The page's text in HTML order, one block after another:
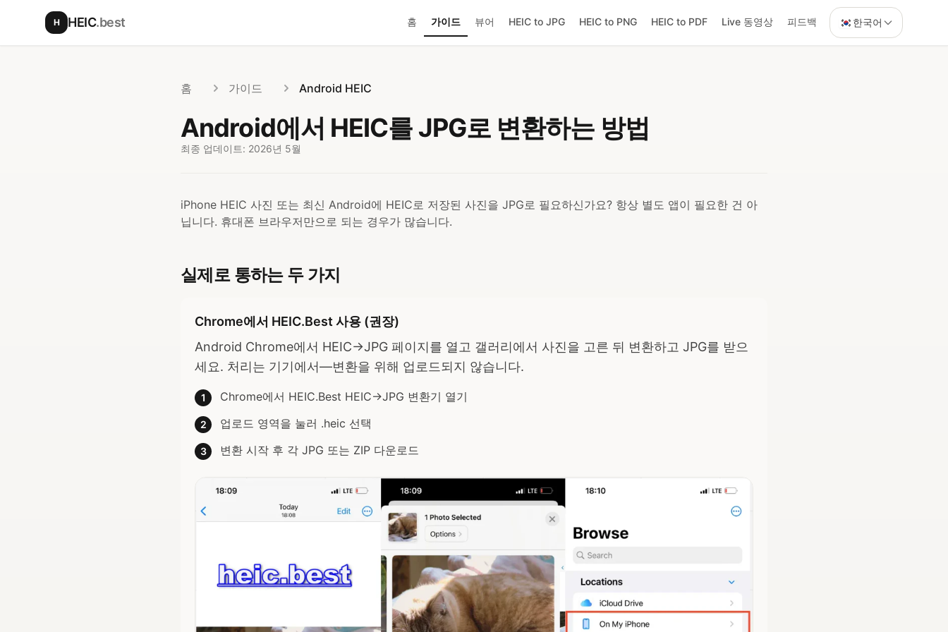
본문으로 건너뛰기
H HEIC.best 홈 가이드 뷰어 HEIC to JPG HEIC to PNG HEIC to PDF Live 동영상 피드백 한국어
홈 가이드 Android HEIC
Android에서 HEIC를 JPG로 변환하는 방법
최종 업데이트: 2026년 5월
iPhone HEIC 사진 또는 최신 Android에 HEIC로 저장된 사진을 JPG로 필요하신가요? 항상 별도 앱이 필요한 건 아
닙니다. 휴대폰 브라우저만으로 되는 경우가 많습니다.
실제로 통하는 두 가지
Chrome에서 HEIC.Best 사용 (권장)
Android Chrome에서 HEIC→JPG 페이지를 열고 갤러리에서 사진을 고른 뒤 변환하고 JPG를 받으
세요. 처리는 기기에서—변환을 위해 업로드되지 않습니다.
1 Chrome에서 HEIC.Best HEIC→JPG 변환기 열기
2 업로드 영역을 눌러 .heic 선택
3 변환 시작 후 각 JPG 또는 ZIP 다운로드